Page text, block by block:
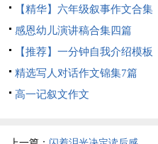
【精华】六年级叙事作文合集
9篇
感恩幼儿演讲稿合集四篇
【推荐】一分钟自我介绍模板
合集6篇
精选写人对话作文锦集7篇
高一记叙文作文